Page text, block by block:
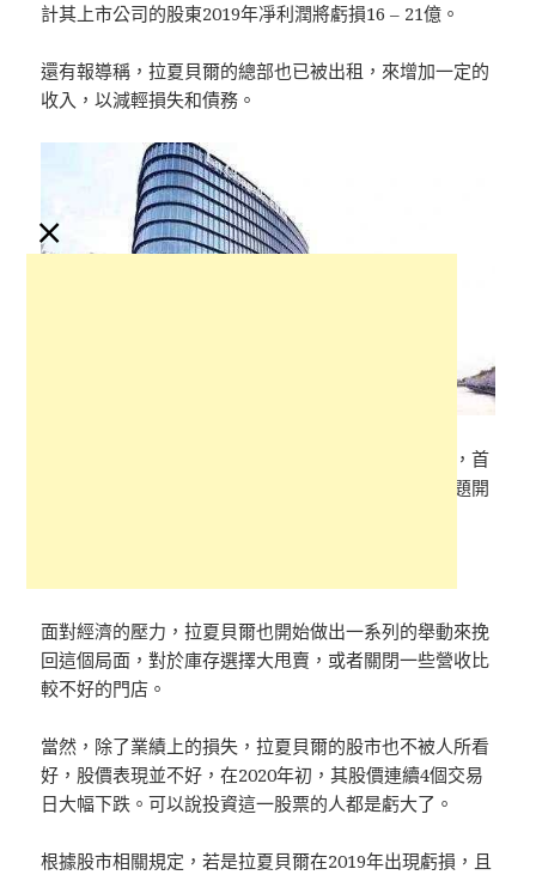
計其上市公司的股東2019年凈利潤將虧損16 – 21億。
還有報導稱，拉夏貝爾的總部也已被出租，來增加一定的
收入，以減輕損失和債務。
然而到達了頂峰之後，拉夏貝爾開始出現衰弱的局面，首
先是資金鍊的問題，每一家企業的倒閉都是從資金問題開
面對經濟的壓力，拉夏貝爾也開始做出一系列的舉動來挽
回這個局面，對於庫存選擇大甩賣，或者關閉一些營收比
較不好的門店。
當然，除了業績上的損失，拉夏貝爾的股市也不被人所看
好，股價表現並不好，在2020年初，其股價連續4個交易
日大幅下跌。可以說投資這一股票的人都是虧大了。
根據股市相關規定，若是拉夏貝爾在2019年出現虧損，且
×